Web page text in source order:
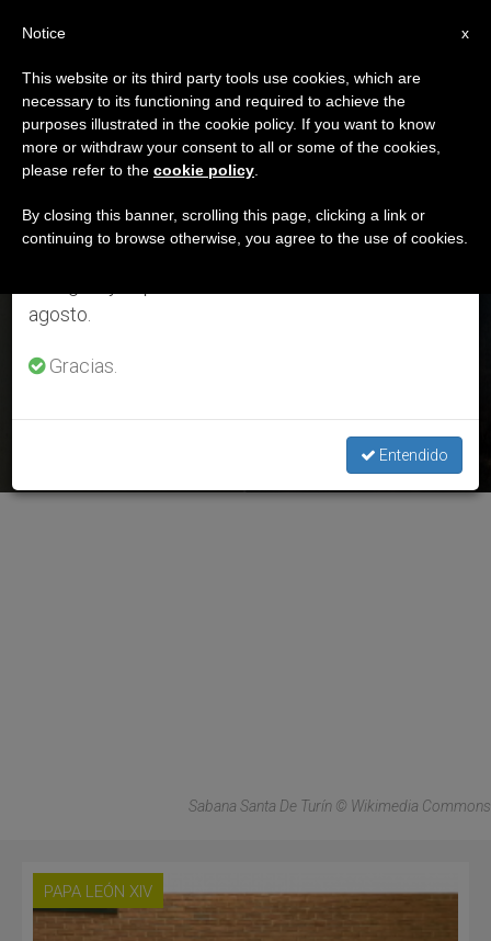
DÍA
Agosto 8th, 2025
ÚLTIMAS NOTICIAS
Iglesia y científicos contestan “estudio” superficial que dice
AUG 08, 2025 16:04
Sabana Santa De Turín © Wikimedia Commons
PAPA LEÓN XIV
×
Aviso importante
Del 27 de julio al 7 de agosto haremos la pausa
anual, aprovechando que en el periodo de verano
se generan menos informaciones y también el
agosto.
Gracias.
Entendido
x
Notice
This website or its third party tools use cookies, which are
necessary to its functioning and required to achieve the
purposes illustrated in the cookie policy. If you want to know
more or withdraw your consent to all or some of the cookies,
please refer to the cookie policy
By closing this banner, scrolling this page, clicking a link or
continuing to browse otherwise, you agree to the use of cookies.